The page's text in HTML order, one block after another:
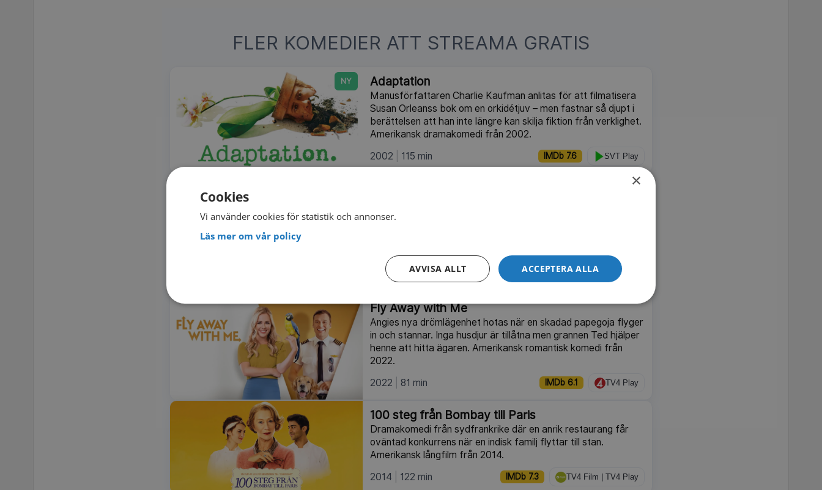
FLER KOMEDIER ATT STREAMA GRATIS
NY Adaptation
Manusförfattaren Charlie Kaufman anlitas för att filmatisera
Susan Orleanss bok om en orkidétjuv – men fastnar så djupt i
berättelsen att han inte längre kan skilja fiktion från verklighet.
Amerikansk dramakomedi från 2002.
2002
115 min IMDb 7.6 SVT Play
konspiration efter att ha plockat upp en liftare. Med hjälp av
från 1978.
1978
111 min SVT Play
Fly Away with Me
Angies nya drömlägenhet hotas när en skadad papegoja flyger
in och stannar. Inga husdjur är tillåtna men grannen Ted hjälper
henne att hitta ägaren. Amerikansk romantisk komedi från
2022.
2022
81 min IMDb 6.1 TV4 Play
100 steg från Bombay till Paris
Dramakomedi från sydfrankrike där en anrik restaurang får
oväntad konkurrens när en indisk familj flyttar till stan.
Amerikansk långfilm från 2014.
2014
122 min IMDb 7.3 TV4 Film | TV4 Play
×
Cookies
Vi använder cookies för statistik och annonser.
Läs mer om vår policy
ACCEPTERA ALLA
AVVISA ALLT